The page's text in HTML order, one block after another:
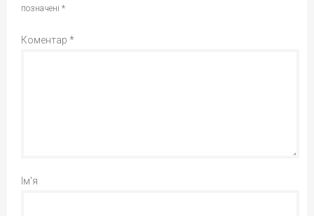
позначені *
Коментар *
Ім'я